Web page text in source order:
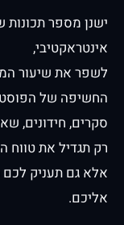
ישנן מספר תכונות
אינטראקטיבי,
לשפר את שיעור
החשיפה של
סקרים, חידונים,
רק תגדיל את טווח
אלא גם תעניק
אליכם.